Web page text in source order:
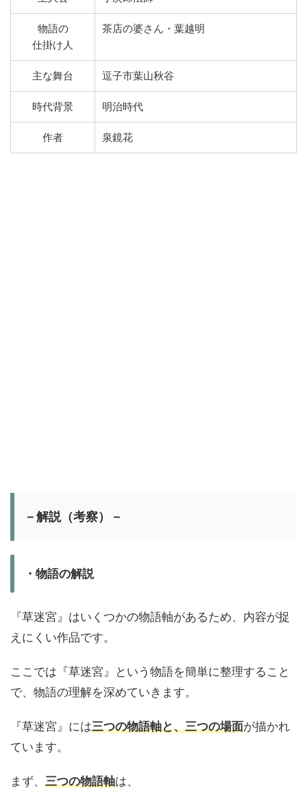
物語の
仕掛け人
茶店の婆さん・葉越明
主な舞台 逗子市葉山秋谷
時代背景 明治時代
作者 泉鏡花
－解説（考察）－
・物語の解説
『草迷宮』はいくつかの物語軸があるため、内容が捉
えにくい作品です。
ここでは『草迷宮』という物語を簡単に整理すること
で、物語の理解を深めていきます。
『草迷宮』には三つの物語軸と、三つの場面が描かれ
ています。
まず、 三つの物語軸は、